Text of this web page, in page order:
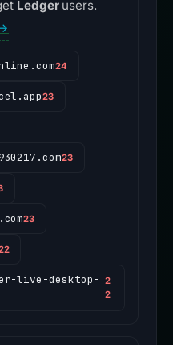
Ledgerusers.
24
23
23
23
live-desktop-
2
2